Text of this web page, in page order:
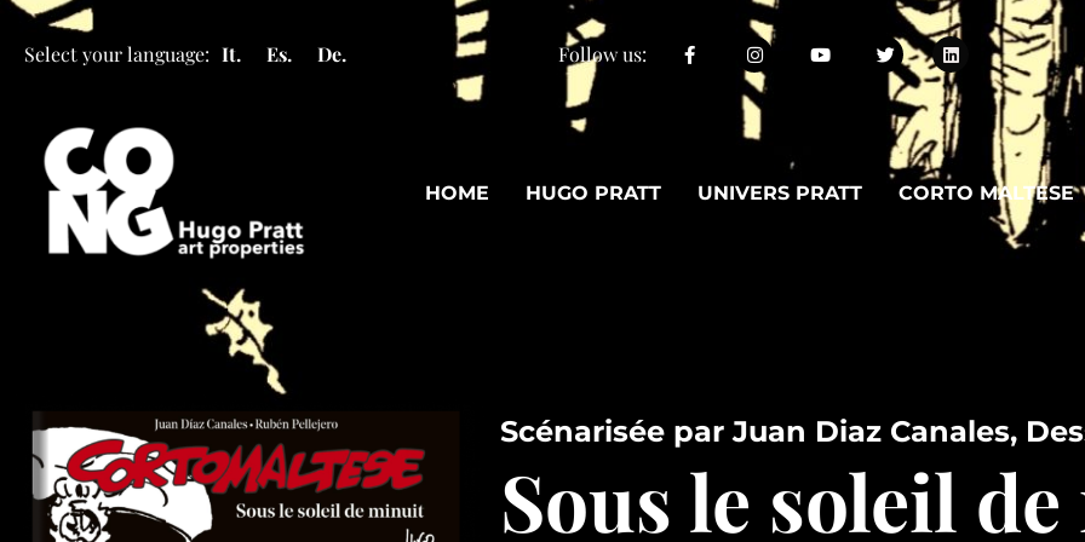
Select your language: It. Es. De. Follow us:
HOME HUGO PRATT UNIVERS PRATT CORTO MALTESE
Scénarisée par Juan Diaz Canales,
Sous le soleil